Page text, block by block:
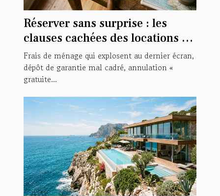
Réserver sans surprise : les
clauses cachées des locations de
vacances
Frais de ménage qui explosent au dernier écran,
dépôt de garantie mal cadré, annulation «
gratuite...